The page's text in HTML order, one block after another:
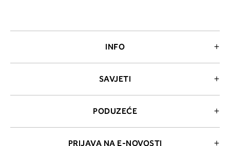
INFO
SAVJETI
PODUZEĆE
PRIJAVA NA E-NOVOSTI